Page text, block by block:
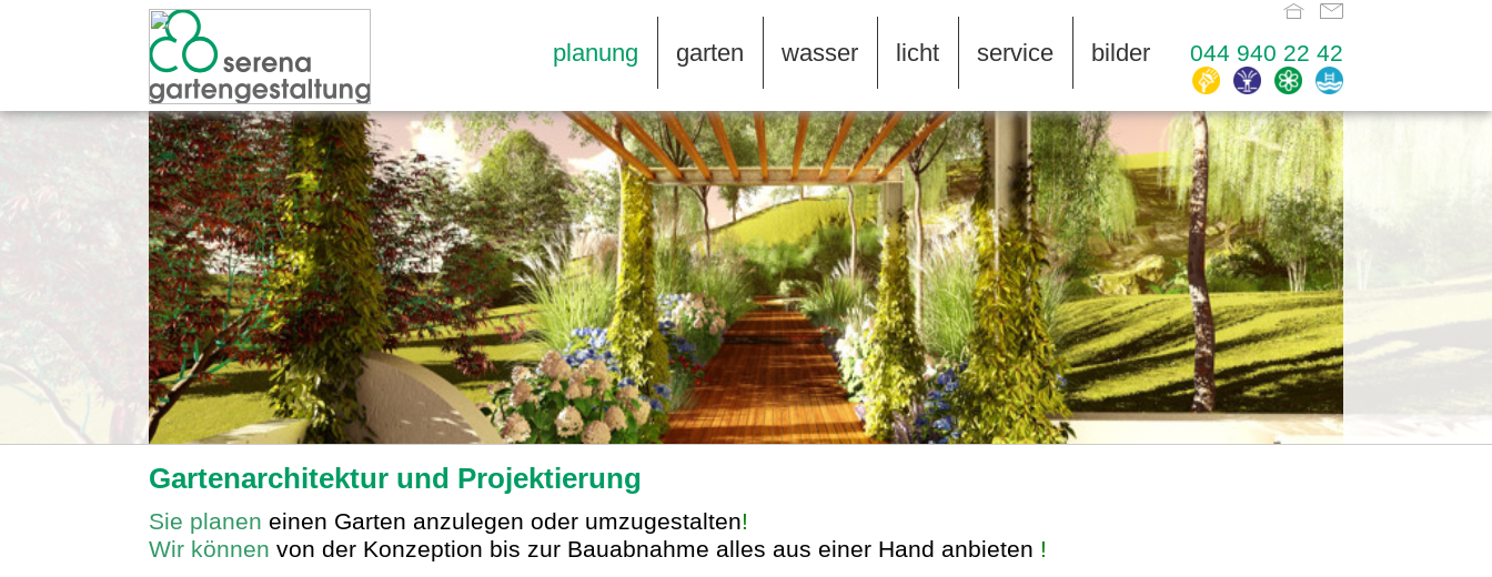
044 940 22 42
planung garten wasser licht service bilder
Gartenarchitektur und Projektierung
Sie planeneinen Garten anzulegen oder umzugestalten!
Wir können von der Konzeption bis zur Bauabnahme alles aus einer Hand anbieten !